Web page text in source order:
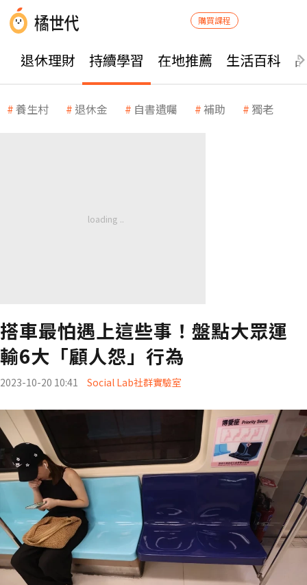
購買課程
退休理財 持續學習 在地推薦 生活百科
養生村 退休金 自書遺囑 補助 獨老
搭車最怕遇上這些事！盤點大眾運
輸6大「顧人怨」行為
2023-10-20 10:41 Social Lab社群實驗室